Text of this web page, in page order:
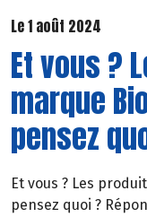
Le 1 août 2024
Et vous ?
marque
pensez
Et vous ? Les
pensez quoi ?